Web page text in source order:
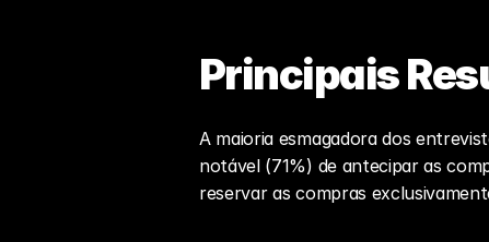
Principais
A maioria esmagadora dos
notável (71%) de antecipar as
reservar as compras